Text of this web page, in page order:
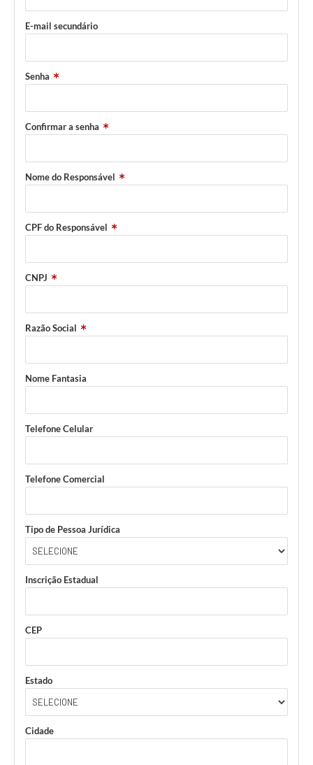
E-mail secundário
Senha
Confirmar a senha
Nome do Responsável
CPF do Responsável
CNPJ
Razão Social
Nome Fantasia
Telefone Celular
Telefone Comercial
Tipo de Pessoa Jurídica
Inscrição Estadual
CEP
Estado
Cidade